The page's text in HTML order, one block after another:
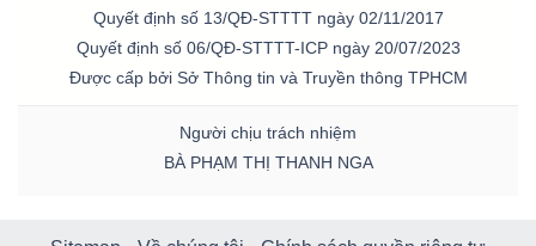
Quyết định số 13/QĐ-STTTT ngày 02/11/2017
Quyết định số 06/QĐ-STTTT-ICP ngày 20/07/2023
Được cấp bởi Sở Thông tin và Truyền thông TPHCM
Người chịu trách nhiệm
BÀ PHẠM THỊ THANH NGA